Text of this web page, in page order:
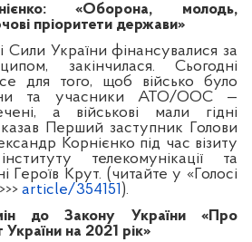
«Оборона, молодь,
пріоритети держави»
Сили України фінансувалися за
закінчилася. Сьогодні
для того, щоб військо було
та учасники АТО/ООС —
а військові мали гідні
Перший заступник Голови
Корнієнко під час візиту
телекомунікації та
Героїв Крут. (читайте у «Голосі
article/354151 ).
до Закону України «Про
на 2021 рік»